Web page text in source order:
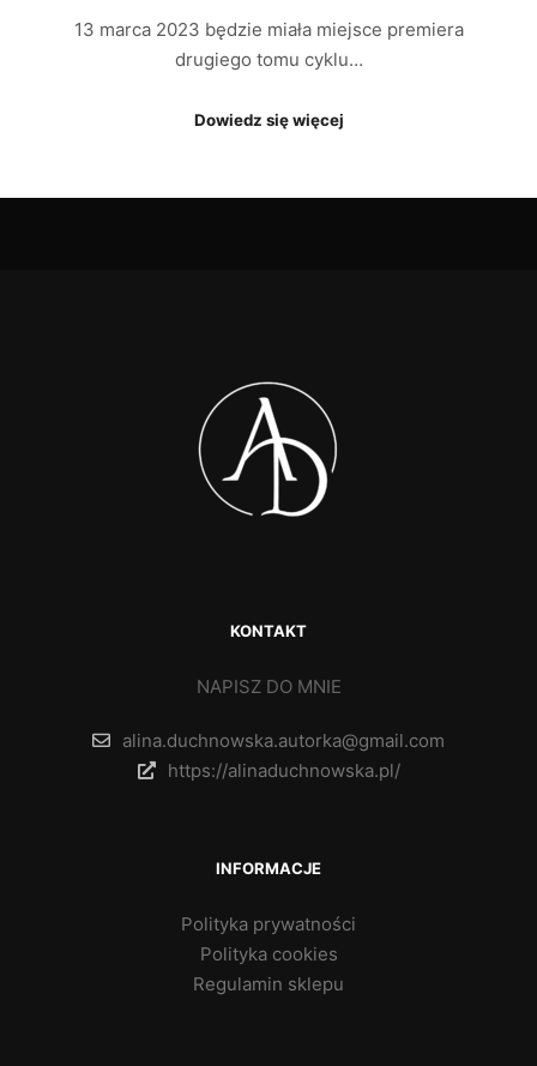
13 marca 2023 będzie miała miejsce premiera
drugiego tomu cyklu…
Dowiedz się więcej
KONTAKT
NAPISZ DO MNIE
alina.duchnowska.autorka@gmail.com
https://alinaduchnowska.pl/
INFORMACJE
Polityka prywatności
Polityka cookies
Regulamin sklepu